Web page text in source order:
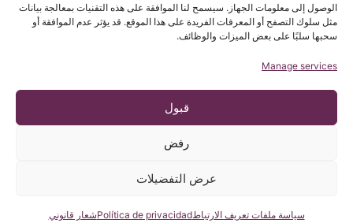
الوصول إلى معلومات الجهاز. سيسمح لنا الموافقة على هذه التقنيات بمعالجة بيانات
مثل سلوك التصفح أو المعرفات الفريدة على هذا الموقع. قد يؤثر عدم الموافقة أو
سحبها سلبًا على بعض الميزات والوظائف.
Manage services
قبول
رفض
عرض التفضيلات
سياسة ملفات تعريف الارتباطPolítica de privacidadشعار قانوني اسألنا